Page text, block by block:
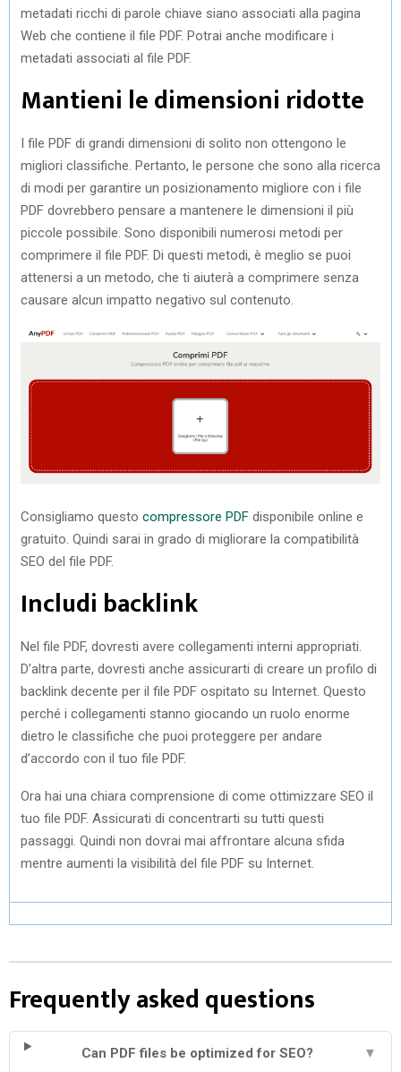
metadati ricchi di parole chiave siano associati alla pagina
Web che contiene il file PDF. Potrai anche modificare i
metadati associati al file PDF.
Mantieni le dimensioni ridotte
I file PDF di grandi dimensioni di solito non ottengono le
migliori classifiche. Pertanto, le persone che sono alla ricerca
di modi per garantire un posizionamento migliore con i file
PDF dovrebbero pensare a mantenere le dimensioni il più
piccole possibile. Sono disponibili numerosi metodi per
comprimere il file PDF. Di questi metodi, è meglio se puoi
attenersi a un metodo, che ti aiuterà a comprimere senza
causare alcun impatto negativo sul contenuto.
Consigliamo questo compressore PDF disponibile online e
gratuito. Quindi sarai in grado di migliorare la compatibilità
SEO del file PDF.
Includi backlink
Nel file PDF, dovresti avere collegamenti interni appropriati.
D’altra parte, dovresti anche assicurarti di creare un profilo di
backlink decente per il file PDF ospitato su Internet. Questo
perché i collegamenti stanno giocando un ruolo enorme
dietro le classifiche che puoi proteggere per andare
d’accordo con il tuo file PDF.
Ora hai una chiara comprensione di come ottimizzare SEO il
tuo file PDF. Assicurati di concentrarti su tutti questi
passaggi. Quindi non dovrai mai affrontare alcuna sfida
mentre aumenti la visibilità del file PDF su Internet.
Frequently asked questions
Can PDF files be optimized for SEO? ▼